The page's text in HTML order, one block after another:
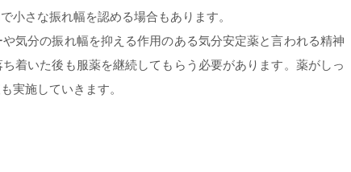
小さな振れ幅を認める場合もあります。
気分の振れ幅を抑える作用のある気分安定薬と言われる精神
着いた後も服薬を継続してもらう必要があります。薬がしっ
実施していきます。